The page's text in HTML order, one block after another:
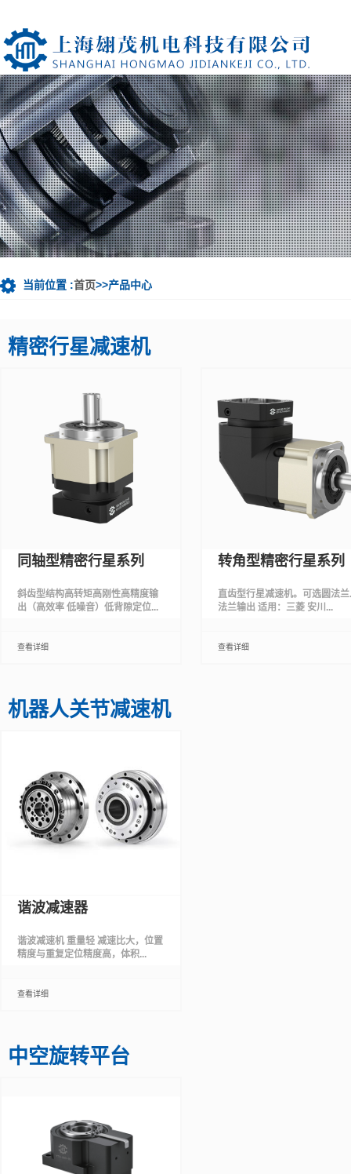
当前位置 :首页>>产品中心
精密行星减速机
同轴型精密行星系列
斜齿型结构高转矩高刚性高精度输
出（高效率 低噪音）低背隙定位...
查看详细
转角型精密行星系列
直齿型行星减速机。可选圆法兰
法兰输出 适用：三菱 安川...
查看详细
机器人关节减速机
谐波减速器
谐波减速机 重量轻 减速比大，位置
精度与重复定位精度高，体积...
查看详细
中空旋转平台